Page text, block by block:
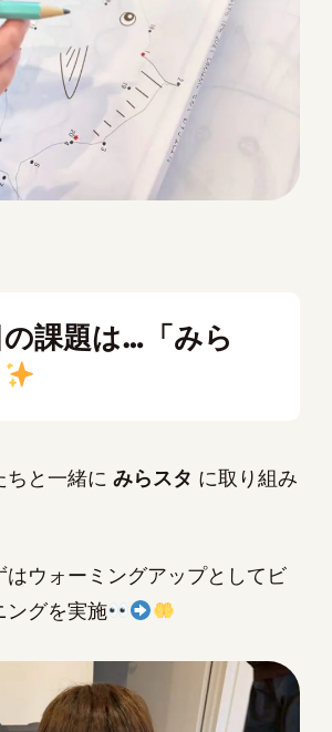
課題は…「みら
ちと一緒に みらスタ に取り組み
はウォーミングアップとしてビ
ングを実施